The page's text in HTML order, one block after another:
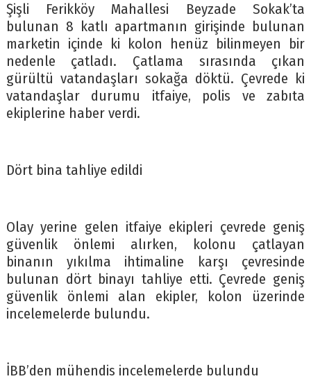
Şişli Ferikköy Mahallesi Beyzade Sokak’ta
bulunan 8 katlı apartmanın girişinde bulunan
marketin içinde ki kolon henüz bilinmeyen bir
nedenle çatladı. Çatlama sırasında çıkan
gürültü vatandaşları sokağa döktü. Çevrede ki
vatandaşlar durumu itfaiye, polis ve zabıta
ekiplerine haber verdi.
Dört bina tahliye edildi
Olay yerine gelen itfaiye ekipleri çevrede geniş
güvenlik önlemi alırken, kolonu çatlayan
binanın yıkılma ihtimaline karşı çevresinde
bulunan dört binayı tahliye etti. Çevrede geniş
güvenlik önlemi alan ekipler, kolon üzerinde
incelemelerde bulundu.
İBB’den mühendis incelemelerde bulundu